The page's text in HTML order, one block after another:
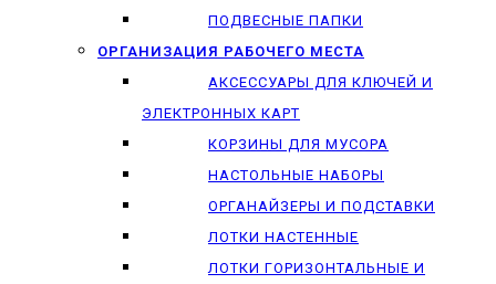
ПОДВЕСНЫЕ ПАПКИ
ОРГАНИЗАЦИЯ РАБОЧЕГО МЕСТА
АКСЕССУАРЫ ДЛЯ КЛЮЧЕЙ И
ЭЛЕКТРОННЫХ КАРТ
КОРЗИНЫ ДЛЯ МУСОРА
НАСТОЛЬНЫЕ НАБОРЫ
ОРГАНАЙЗЕРЫ И ПОДСТАВКИ
ЛОТКИ НАСТЕННЫЕ
ЛОТКИ ГОРИЗОНТАЛЬНЫЕ И